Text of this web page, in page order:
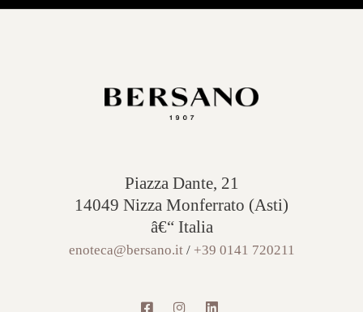
Piazza Dante, 21
14049 Nizza Monferrato (Asti)
â€“ Italia
enoteca@bersano.it/ +39 0141 720211